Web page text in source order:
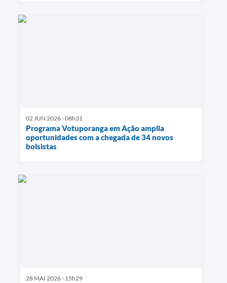
02 JUN 2026 - 08h31
Programa Votuporanga em Ação amplia
oportunidades com a chegada de 34 novos
bolsistas
28 MAI 2026 - 15h29